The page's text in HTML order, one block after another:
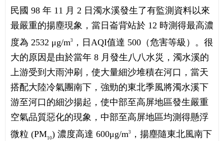
民國 98 年 11 月 2 日濁水溪發生了有監測資料以來
最嚴重的揚塵現象，當日崙背站於 12 時測得最高濃
度為 2532 μg/m3
，日AQI值達 500（危害等級）。很
大的原因是由於當年 8 月發生八八水災，濁水溪的
上游受到大雨沖刷，使大量細沙堆積在河口，當天
搭配大陸冷氣團南下，強勁的東北季風將濁水溪下
游至河口的細沙揚起，使中部至高屏地區發生嚴重
空氣品質惡化的現象，中部至高屏地區均測得懸浮
微粒 (PM10) 濃度高達 600μg/m3
，揚塵隨東北風南下